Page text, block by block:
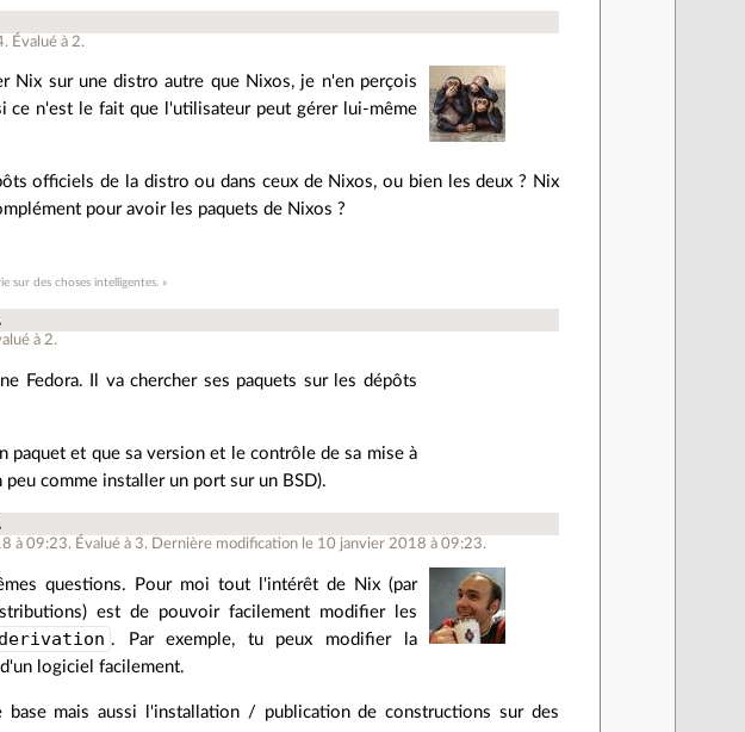
. Évalué à 2.
Nix sur une distro autre que Nixos, je n'en perçois
ce n'est le fait que l'utilisateur peut gérer lui-même
officiels de la distro ou dans ceux de Nixos, ou bien les deux ? Nix
pour avoir les paquets de Nixos ?
sur des choses intelligentes. »
à 2.
Fedora. Il va chercher ses paquets sur les dépôts
et que sa version et le contrôle de sa mise à
comme installer un port sur un BSD).
à 09:23. Évalué à 3. Dernière modification le 10 janvier 2018 à 09:23.
questions. Pour moi tout l'intérêt de Nix (par
est de pouvoir facilement modifier les
derivation . Par exemple, tu peux modifier la
logiciel facilement.
mais aussi l'installation / publication de constructions sur des